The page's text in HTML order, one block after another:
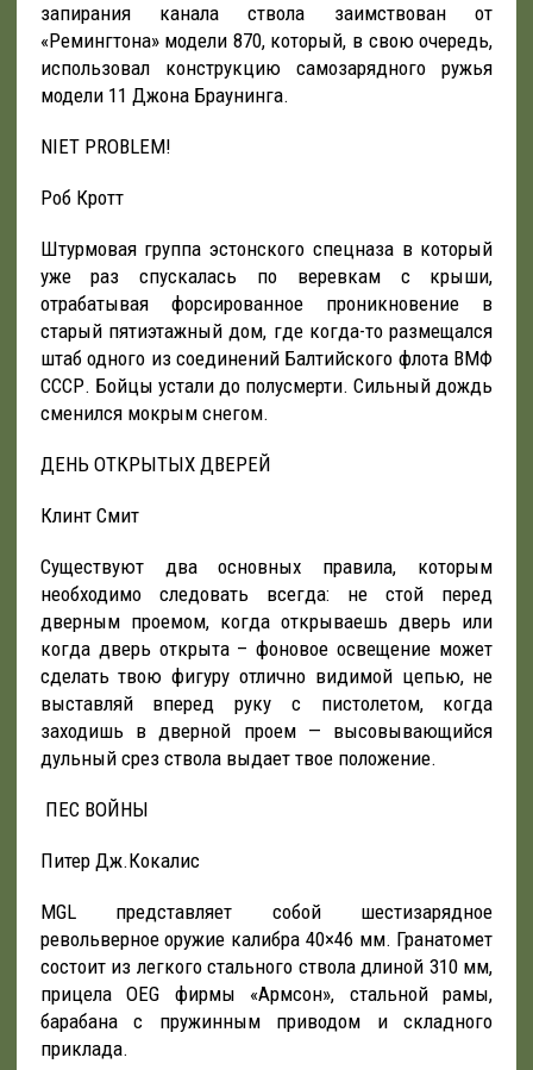
запирания канала ствола заимствован от
«Ремингтона» модели 870, который, в свою очередь,
использовал конструкцию самозарядного ружья
модели 11 Джона Браунинга.
NIET PROBLEM!
Роб Кротт
Штурмовая группа эстонского спецназа в который
уже раз спускалась по веревкам с крыши,
отрабатывая форсированное проникновение в
старый пятиэтажный дом, где когда-то размещался
штаб одного из соединений Балтийского флота ВМФ
СССР. Бойцы устали до полусмерти. Сильный дождь
сменился мокрым снегом.
ДЕНЬ ОТКРЫТЫХ ДВЕРЕЙ
Клинт Смит
Существуют два основных правила, которым
необходимо следовать всегда: не стой перед
дверным проемом, когда открываешь дверь или
когда дверь открыта – фоновое освещение может
сделать твою фигуру отлично видимой цепью, не
выставляй вперед руку с пистолетом, когда
заходишь в дверной проем — высовывающийся
дульный срез ствола выдает твое положение.
ПЕС ВОЙНЫ
Питер Дж.Кокалис
MGL представляет собой шестизарядное
револьверное оружие калибра 40×46 мм. Гранатомет
состоит из легкого стального ствола длиной 310 мм,
прицела OEG фирмы «Армсон», стальной рамы,
барабана с пружинным приводом и складного
приклада.